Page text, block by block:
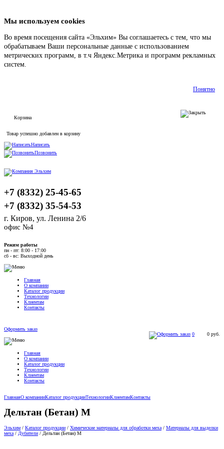
Мы используем cookies
Во время посещения сайта «Эльхим» Вы соглашаетесь с тем, что мы
обрабатываем Ваши персональные данные с использованием
метрических программ, в т.ч Яндекс.Метрика и программ рекламных
систем.
Понятно
Корзина
Товар успешно добавлен в корзину
Написать
Позвонить
+7 (8332) 25-45-65
+7 (8332) 35-54-53
г. Киров, ул. Ленина 2/6
офис №4
Режим работы
пн - пт: 8:00 - 17:00
сб - вс: Выходной день
Главная
О компании
Каталог продукции
Технологии
Клиентам
Контакты
0 0 руб.
Оформить заказ
Главная
О компании
Каталог продукции
Технологии
Клиентам
Контакты
ГлавнаяО компанииКаталог продукцииТехнологииКлиентамКонтакты
Дельтан (Бетан) М
Эльхим / Каталог продукции / Химические материалы для обработки меха / Материалы для выделки
меха / Дубители / Дельтан (Бетан) М